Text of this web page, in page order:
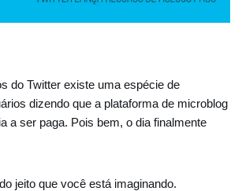
do Twitter existe uma espécie de
dizendo que a plataforma de microblog
a ser paga. Pois bem, o dia finalmente
jeito que você está imaginando.